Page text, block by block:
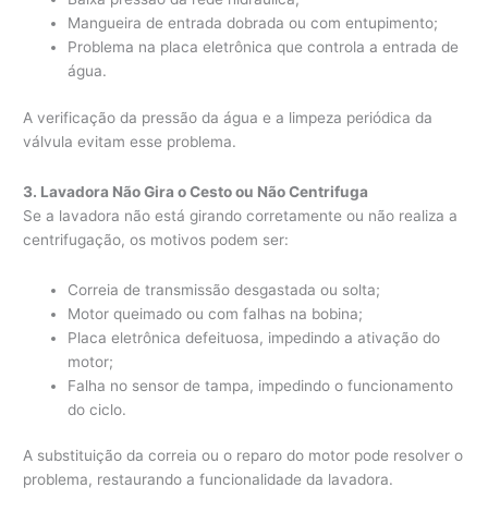
Mangueira de entrada dobrada ou com entupimento;
Problema na placa eletrônica que controla a entrada de
água.
A verificação da pressão da água e a limpeza periódica da
válvula evitam esse problema.
3. Lavadora Não Gira o Cesto ou Não Centrifuga
Se a lavadora não está girando corretamente ou não realiza a
centrifugação, os motivos podem ser:
Correia de transmissão desgastada ou solta;
Motor queimado ou com falhas na bobina;
Placa eletrônica defeituosa, impedindo a ativação do
motor;
Falha no sensor de tampa, impedindo o funcionamento
do ciclo.
A substituição da correia ou o reparo do motor pode resolver o
problema, restaurando a funcionalidade da lavadora.